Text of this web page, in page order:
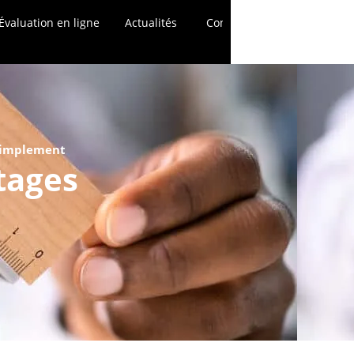
Évaluation en ligne Actualités Contact